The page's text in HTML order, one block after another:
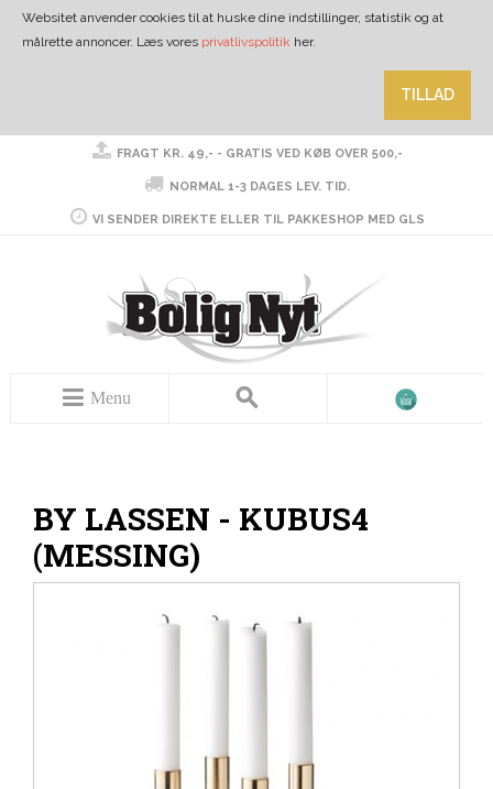
Websitet anvender cookies til at huske dine indstillinger, statistik og at
målrette annoncer. Læs vores privatlivspolitik her.
TILLAD
FRAGT KR. 49,- - GRATIS VED KØB OVER 500,-
NORMAL 1-3 DAGES LEV. TID.
VI SENDER DIREKTE ELLER TIL PAKKESHOP MED GLS
Menu
BY LASSEN - KUBUS4
(MESSING)